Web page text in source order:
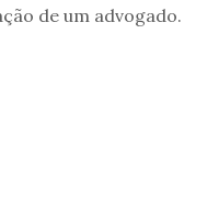
de um advogado.